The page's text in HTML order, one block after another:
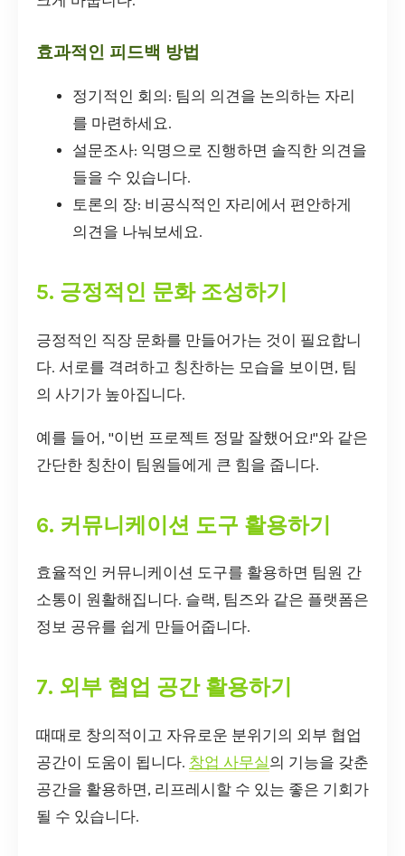
효과적인 피드백 방법
정기적인 회의: 팀의 의견을 논의하는 자리
를 마련하세요.
설문조사: 익명으로 진행하면 솔직한 의견을
들을 수 있습니다.
토론의 장: 비공식적인 자리에서 편안하게
의견을 나눠보세요.
5. 긍정적인 문화 조성하기
긍정적인 직장 문화를 만들어가는 것이 필요합니
다. 서로를 격려하고 칭찬하는 모습을 보이면, 팀
의 사기가 높아집니다.
예를 들어, "이번 프로젝트 정말 잘했어요!"와 같은
간단한 칭찬이 팀원들에게 큰 힘을 줍니다.
6. 커뮤니케이션 도구 활용하기
효율적인 커뮤니케이션 도구를 활용하면 팀원 간
소통이 원활해집니다. 슬랙, 팀즈와 같은 플랫폼은
정보 공유를 쉽게 만들어줍니다.
7. 외부 협업 공간 활용하기
때때로 창의적이고 자유로운 분위기의 외부 협업
공간이 도움이 됩니다. 창업 사무실의 기능을 갖춘
공간을 활용하면, 리프레시할 수 있는 좋은 기회가
될 수 있습니다.